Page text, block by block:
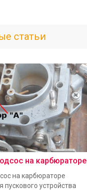
статьи
на карбюраторе
на карбюраторе
пускового устройства